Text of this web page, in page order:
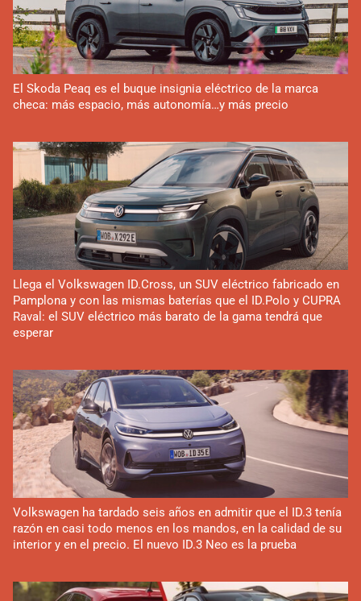
El Skoda Peaq es el buque insignia eléctrico de la marca
checa: más espacio, más autonomía…y más precio
Llega el Volkswagen ID.Cross, un SUV eléctrico fabricado en
Pamplona y con las mismas baterías que el ID.Polo y CUPRA
Raval: el SUV eléctrico más barato de la gama tendrá que
esperar
Volkswagen ha tardado seis años en admitir que el ID.3 tenía
razón en casi todo menos en los mandos, en la calidad de su
interior y en el precio. El nuevo ID.3 Neo es la prueba